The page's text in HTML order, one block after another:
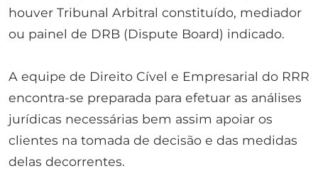
houver Tribunal Arbitral constituído, mediador
ou painel de DRB (Dispute Board) indicado.
A equipe de Direito Cível e Empresarial do RRR
encontra-se preparada para efetuar as análises
jurídicas necessárias bem assim apoiar os
clientes na tomada de decisão e das medidas
delas decorrentes.